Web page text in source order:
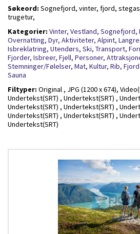
Søkeord: Sognefjord, vinter, fjord,
trugetur,
Kategorier: Vinter, Vestland, Sognefjord,
Overnatting, Dyr, Aktiviteter, Alpint,
Isbreklatring, Utendørs, Ski, Transport,
Fjorder, Isbreer, Fjell, Personer,
Stemninger/Følelser, Mat, Kultur, Rib,
Sauna
Filtyper: Original , JPG (1200 x 674),
Undertekst(SRT) , Undertekst(SRT) ,
Undertekst(SRT) , Undertekst(SRT) ,
Undertekst(SRT) , Undertekst(SRT) ,
Undertekst(SRT)